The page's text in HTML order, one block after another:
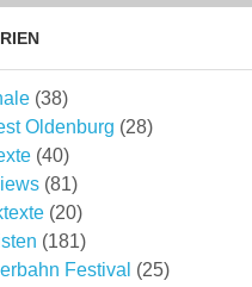
(38)
Oldenburg (28)
(40)
(81)
(20)
(181)
Festival (25)